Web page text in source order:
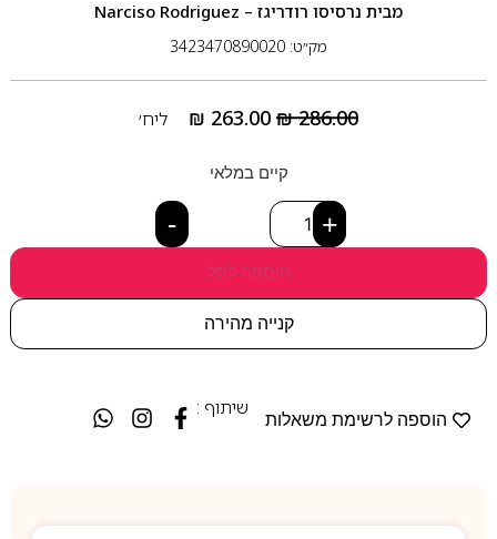
מבית נרסיסו רודריגז – Narciso Rodriguez
מק״ט: 3423470890020
₪286.00
₪ 263.00 ליח׳
קיים במלאי
- +
הוספה לסל
קנייה מהירה
הוספה לרשימת משאלות
שיתוף :